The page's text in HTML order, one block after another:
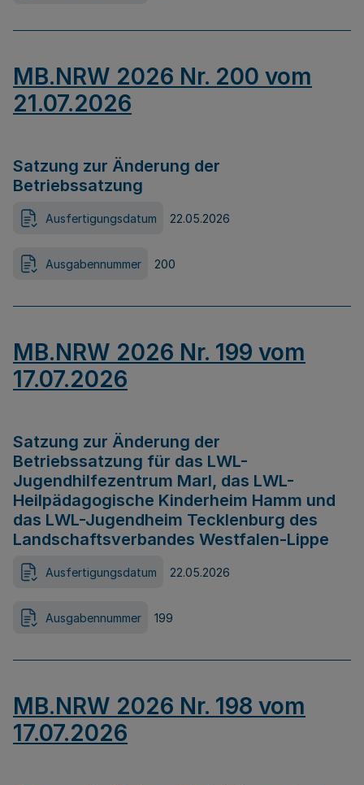
MB.NRW 2026 Nr. 200 vom
21.07.2026
Satzung zur Änderung der
Betriebssatzung
Ausfertigungsdatum 22.05.2026
Ausgabennummer 200
MB.NRW 2026 Nr. 199 vom
17.07.2026
Satzung zur Änderung der
Betriebssatzung für das LWL-
Jugendhilfezentrum Marl, das LWL-
Heilpädagogische Kinderheim Hamm und
das LWL-Jugendheim Tecklenburg des
Landschaftsverbandes Westfalen-Lippe
Ausfertigungsdatum 22.05.2026
Ausgabennummer 199
MB.NRW 2026 Nr. 198 vom
17.07.2026